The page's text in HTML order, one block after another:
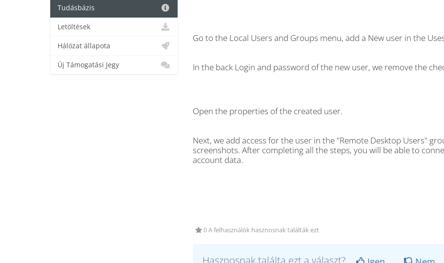
Go to the Local Users and Groups menu, add a New user in the
In the back Login and password of the new user, we remove the
Open the properties of the created user.
Next, we add access for the user in the "Remote Desktop Users"
screenshots. After completing all the steps, you will be able to
account data.
0 A felhasználók hasznosnak találták ezt
Hasznosnak találta ezt a választ?
Tudásbázis
Letöltések
Hálózat állapota
Új Támogatási Jegy